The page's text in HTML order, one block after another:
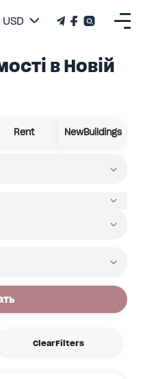
USD
в Новій
Rent NewBuildings
ClearFilters